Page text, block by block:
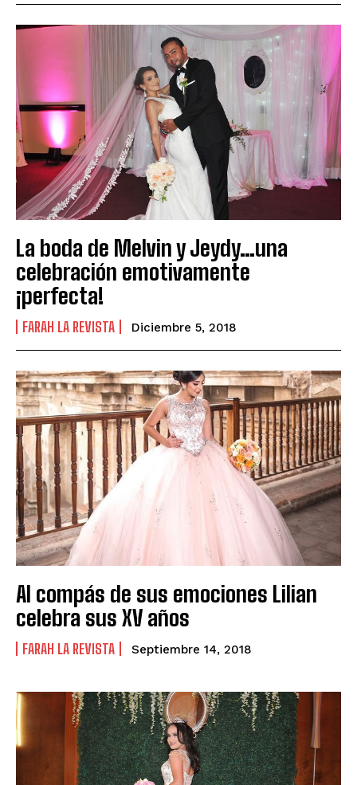
La boda de Melvin y Jeydy…una
celebración emotivamente
¡perfecta!
FARAH LA REVISTA Diciembre 5, 2018
Al compás de sus emociones Lilian
celebra sus XV años
FARAH LA REVISTA Septiembre 14, 2018